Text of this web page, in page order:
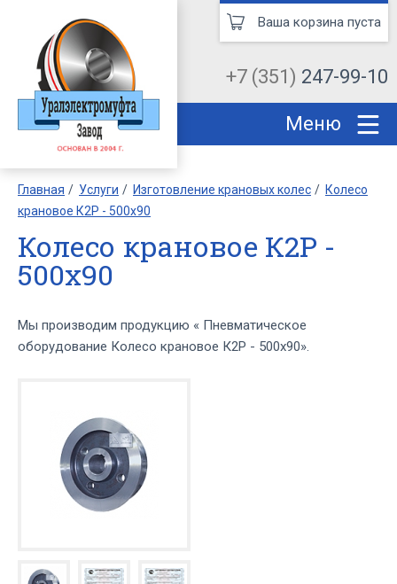
+7 (351) 247-99-10
Ваша корзина пуста
Меню
Главная Услуги Изготовление крановых колес
Колесо
крановое К2Р - 500х90
Колесо крановое К2Р -
500х90
Мы производим продукцию « Пневматическое
оборудование Колесо крановое К2Р - 500х90».